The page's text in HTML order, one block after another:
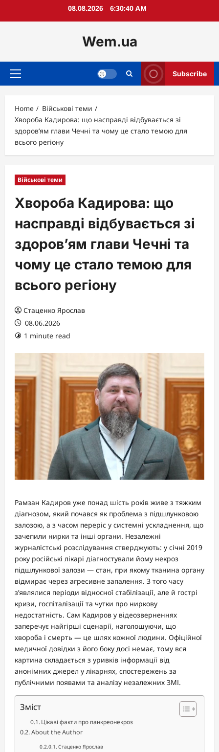
08.08.2026 6:30:41 AM
Wem.ua
Primary
Subscribe
Home
Військові теми
Хвороба Кадирова: що насправді відбувається зі
здоров’ям глави Чечні та чому це стало темою для
всього регіону
Військові теми
Хвороба Кадирова: що
насправді відбувається зі
здоров’ям глави Чечні та
чому це стало темою для
всього регіону
Стаценко Ярослав
08.06.2026
1 minute read
Рамзан Кадиров уже понад шість років живе з тяжким
діагнозом, який почався як проблема з підшлунковою
залозою, а з часом переріс у системні ускладнення, що
зачепили нирки та інші органи. Незалежні
журналістські розслідування стверджують: у січні 2019
року російські лікарі діагностували йому некроз
підшлункової залози — стан, при якому тканина органу
відмирає через агресивне запалення. З того часу
з’являлися періоди відносної стабілізації, але й гострі
кризи, госпіталізації та чутки про ниркову
недостатність. Сам Кадиров у відеозверненнях
заперечує найгірші сценарії, наголошуючи, що
хвороба і смерть — це шлях кожної людини. Офіційної
медичної довідки з його боку досі немає, тому вся
картина складається з уривків інформації від
анонімних джерел у лікарнях, спостережень за
публічними появами та аналізу незалежних ЗМІ.
Зміст
Цікаві факти про панкреонекроз
About the Author
Стаценко Ярослав